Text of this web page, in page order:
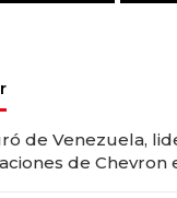
de Venezuela,
de Chevron